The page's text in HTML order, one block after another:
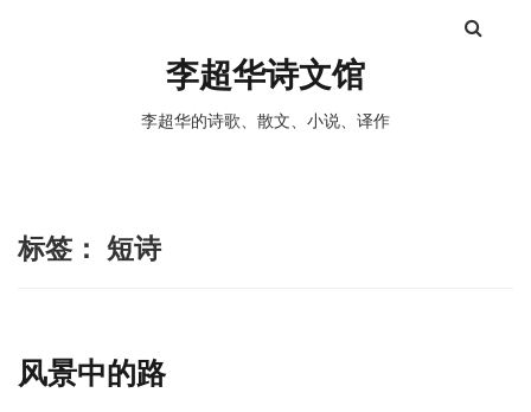
李超华诗文馆
李超华的诗歌、散文、小说、译作
标签： 短诗
风景中的路